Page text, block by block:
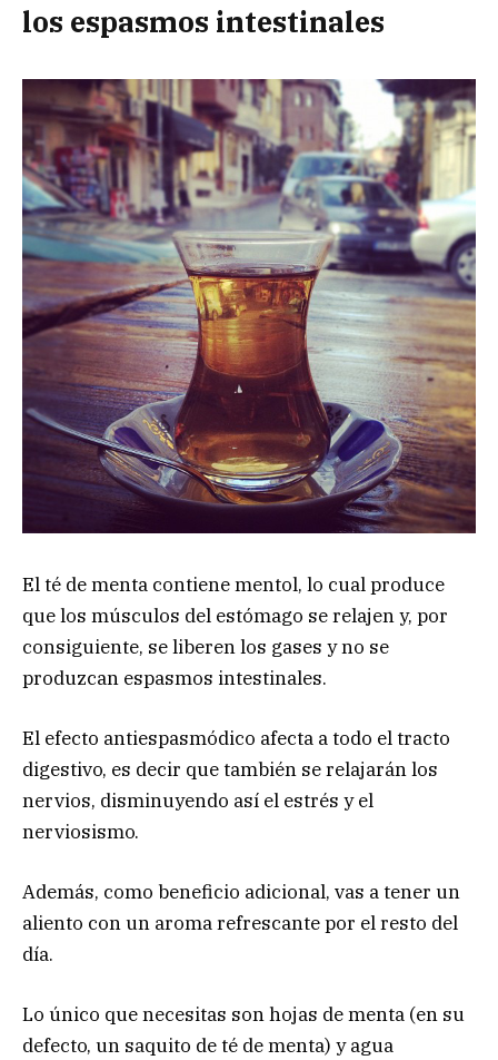
los espasmos intestinales
El té de menta contiene mentol, lo cual produce
que los músculos del estómago se relajen y, por
consiguiente, se liberen los gases y no se
produzcan espasmos intestinales.
El efecto antiespasmódico afecta a todo el tracto
digestivo, es decir que también se relajarán los
nervios, disminuyendo así el estrés y el
nerviosismo.
Además, como beneficio adicional, vas a tener un
aliento con un aroma refrescante por el resto del
día.
Lo único que necesitas son hojas de menta (en su
defecto, un saquito de té de menta) y agua